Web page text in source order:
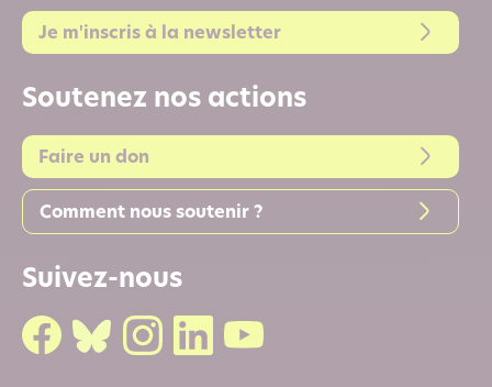
Je m'inscris à la newsletter
Soutenez nos actions
Faire un don
Comment nous soutenir ?
Suivez-nous